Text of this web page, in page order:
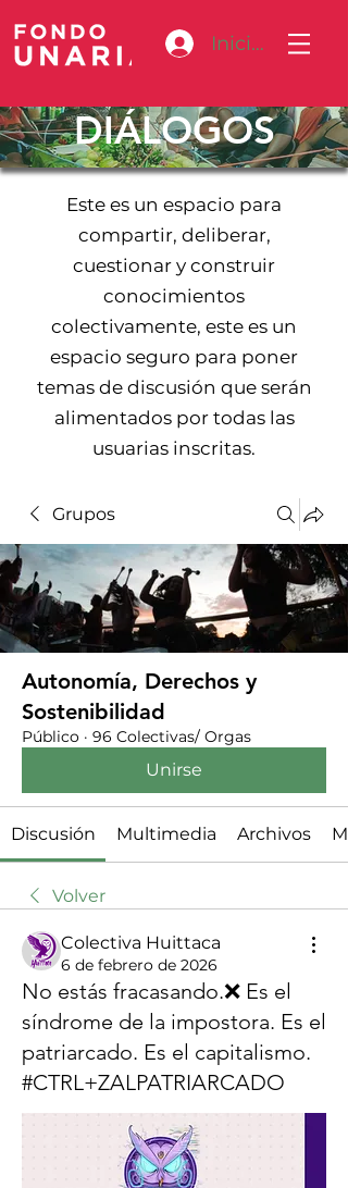
Iniciar sesión
DIÁLOGOS
Este es un espacio para
compartir, deliberar,
cuestionar y construir
conocimientos
colectivamente, este es un
espacio seguro para poner
temas de discusión que serán
alimentados por todas las
usuarias inscritas.
Grupos
Autonomía, Derechos y
Sostenibilidad
Público · 96 Colectivas/ Orgas
Unirse
Discusión Multimedia Archivos
Volver
Colectiva Huittaca
6 de febrero de 2026
No estás fracasando.❌ Es el
síndrome de la impostora. Es el
patriarcado. Es el capitalismo.
#CTRL+ZALPATRIARCADO